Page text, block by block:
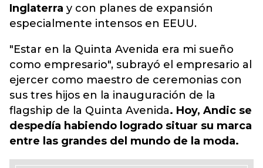
Inglaterra y con planes de expansión
especialmente intensos en EEUU.
"Estar en la Quinta Avenida era mi sueño
como empresario", subrayó el empresario al
ejercer como maestro de ceremonias con
sus tres hijos en la inauguración de la
flagship de la Quinta Avenida. Hoy, Andic se
despedía habiendo logrado situar su marca
entre las grandes del mundo de la moda.